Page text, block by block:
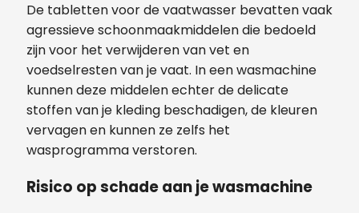
De tabletten voor de vaatwasser bevatten vaak
agressieve schoonmaakmiddelen die bedoeld
zijn voor het verwijderen van vet en
voedselresten van je vaat. In een wasmachine
kunnen deze middelen echter de delicate
stoffen van je kleding beschadigen, de kleuren
vervagen en kunnen ze zelfs het
wasprogramma verstoren.
Risico op schade aan je wasmachine